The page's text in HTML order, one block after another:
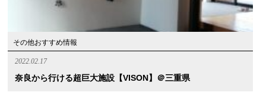
その他おすすめ情報
2022.02.17
奈良から行ける超巨大施設【VISON】＠三重県